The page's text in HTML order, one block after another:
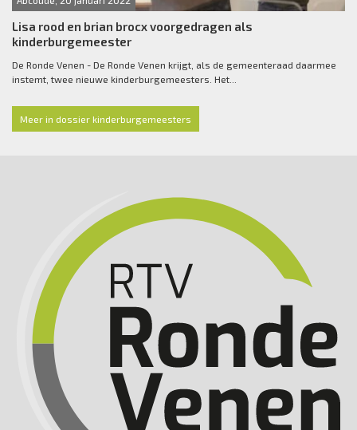
Lisa rood en brian brocx voorgedragen als
kinderburgemeester
De Ronde Venen - De Ronde Venen krijgt, als de gemeenteraad daarmee
instemt, twee nieuwe kinderburgemeesters. Het...
Meer in dossier kinderburgemeesters